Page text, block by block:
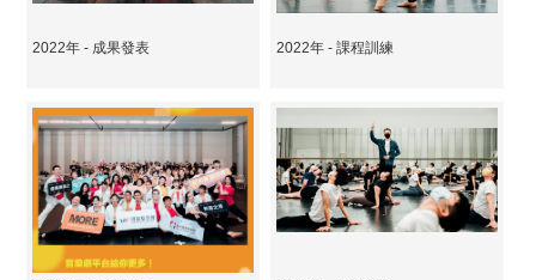
2022年 - 成果發表 2022年 - 課程訓練